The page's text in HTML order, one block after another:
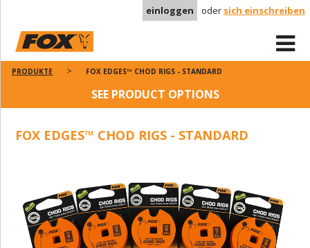
einloggen oder sich einschreiben
PRODUKTE FOX EDGES™ CHOD RIGS - STANDARD
SEE PRODUCT OPTIONS
FOX EDGES™ CHOD RIGS - STANDARD